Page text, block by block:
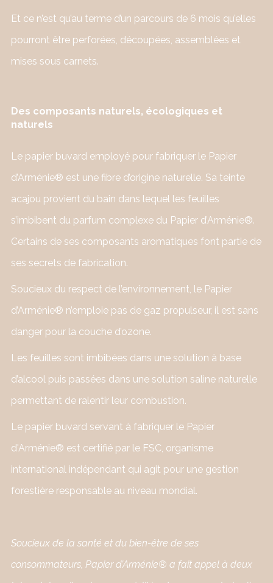
Et ce n’est qu’au terme d’un parcours de 6 mois qu’elles
pourront être perforées, découpées, assemblées et
mises sous carnets.
Des composants naturels, écologiques et
naturels
Le papier buvard employé pour fabriquer le Papier
d’Arménie® est une fibre d’origine naturelle. Sa teinte
acajou provient du bain dans lequel les feuilles
s’imbibent du parfum complexe du Papier d’Arménie®.
Certains de ses composants aromatiques font partie de
ses secrets de fabrication.
Soucieux du respect de l’environnement, le Papier
d’Arménie® n’emploie pas de gaz propulseur, il est sans
danger pour la couche d’ozone.
Les feuilles sont imbibées dans une solution à base
d’alcool puis passées dans une solution saline naturelle
permettant de ralentir leur combustion.
Le papier buvard servant à fabriquer le Papier
d'Arménie® est certifié par le FSC, organisme
international indépendant qui agit pour une gestion
forestière responsable au niveau mondial.
Soucieux de la santé et du bien-être de ses
consommateurs, Papier d’Arménie® a fait appel à deux